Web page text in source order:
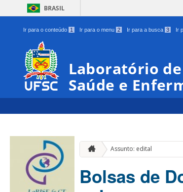
BRASIL
Ir para o conteúdo 1 Ir para o menu 2 Ir para a busca 3 Ir
Laboratório
Saúde e
Assunto: edital
Bolsas de